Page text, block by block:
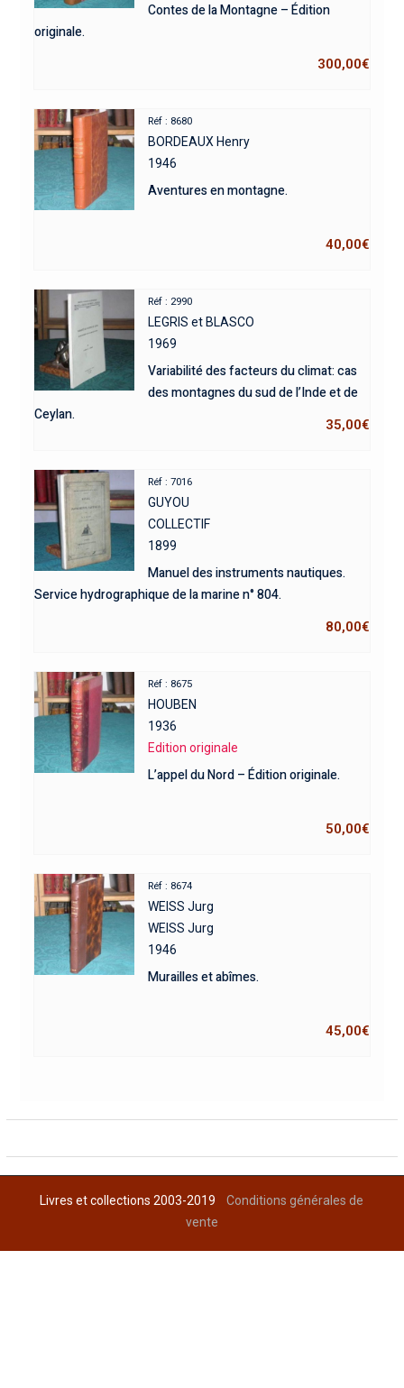
Contes de la Montagne – Édition
originale.
300,00€
Réf : 8680
BORDEAUX Henry
1946
Aventures en montagne.
40,00€
Réf : 2990
LEGRIS et BLASCO
1969
Variabilité des facteurs du climat: cas
des montagnes du sud de l’Inde et de
Ceylan.
35,00€
Réf : 7016
GUYOU
COLLECTIF
1899
Manuel des instruments nautiques.
Service hydrographique de la marine n° 804.
80,00€
Réf : 8675
HOUBEN
1936
Edition originale
L’appel du Nord – Édition originale.
50,00€
Réf : 8674
WEISS Jurg
WEISS Jurg
1946
Murailles et abîmes.
45,00€
Livres et collections 2003-2019Conditions générales de
vente